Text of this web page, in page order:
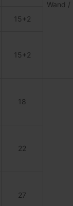
Wand /
15+2
15+2
18
22
27